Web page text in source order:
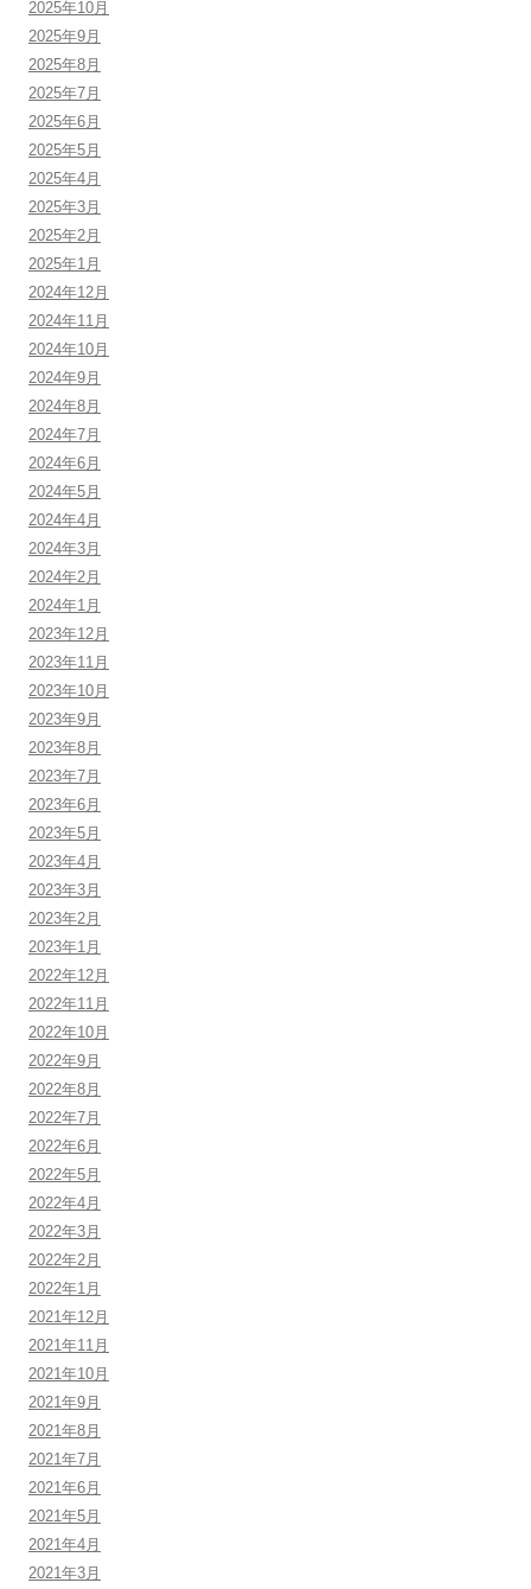
2025年10月
2025年9月
2025年8月
2025年7月
2025年6月
2025年5月
2025年4月
2025年3月
2025年2月
2025年1月
2024年12月
2024年11月
2024年10月
2024年9月
2024年8月
2024年7月
2024年6月
2024年5月
2024年4月
2024年3月
2024年2月
2024年1月
2023年12月
2023年11月
2023年10月
2023年9月
2023年8月
2023年7月
2023年6月
2023年5月
2023年4月
2023年3月
2023年2月
2023年1月
2022年12月
2022年11月
2022年10月
2022年9月
2022年8月
2022年7月
2022年6月
2022年5月
2022年4月
2022年3月
2022年2月
2022年1月
2021年12月
2021年11月
2021年10月
2021年9月
2021年8月
2021年7月
2021年6月
2021年5月
2021年4月
2021年3月